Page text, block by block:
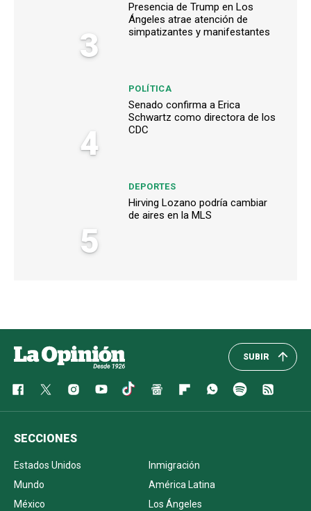
3
Presencia de Trump en Los
Ángeles atrae atención de
simpatizantes y manifestantes
4
POLÍTICA
Senado confirma a Erica
Schwartz como directora de los
CDC
5
DEPORTES
Hirving Lozano podría cambiar
de aires en la MLS
SUBIR
SECCIONES
Estados Unidos
Inmigración
Mundo
América Latina
México
Los Ángeles